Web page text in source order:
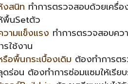
งสนิท ทำการตรวจสอบด้วยเครื่
พื้นSetตัว
ามแข็งแรง ทำการตรวจสอบค
ใช้งาน
อพื้นกระเบื้องเดิม ต้องทำการต
อน ต้องทำการซ่อมแซมให้เรี